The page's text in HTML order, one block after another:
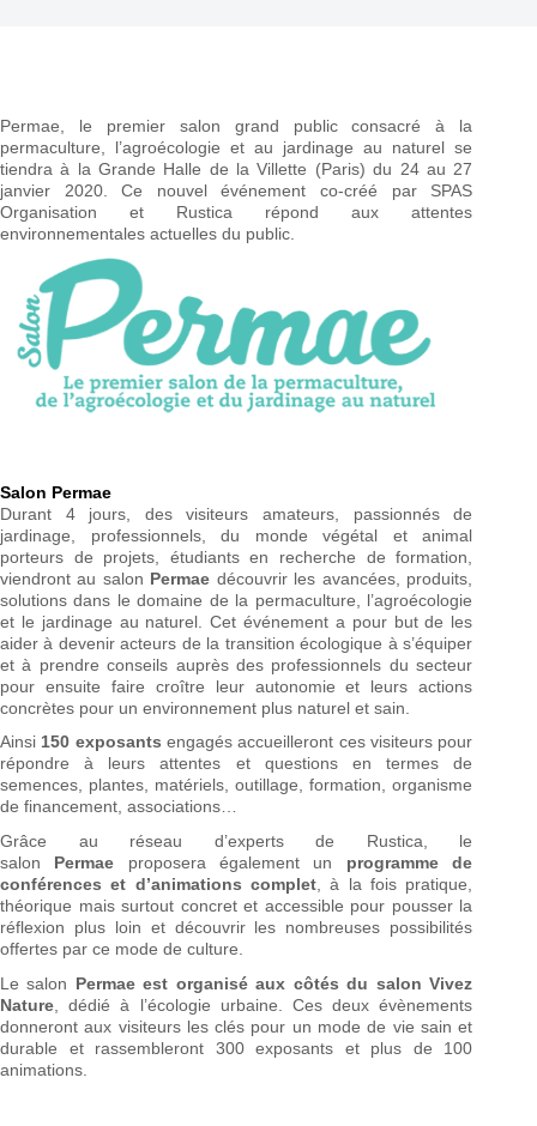
Permae, le premier salon grand public consacré à la
permaculture, l’agroécologie et au jardinage au naturel se
tiendra à la Grande Halle de la Villette (Paris) du 24 au 27
janvier 2020. Ce nouvel événement co-créé par SPAS
Organisation et Rustica répond aux attentes
environnementales actuelles du public.
Salon Permae
Durant 4 jours, des visiteurs amateurs, passionnés de
jardinage, professionnels, du monde végétal et animal
porteurs de projets, étudiants en recherche de formation,
viendront au salon Permae découvrir les avancées, produits,
solutions dans le domaine de la permaculture, l’agroécologie
et le jardinage au naturel. Cet événement a pour but de les
aider à devenir acteurs de la transition écologique à s’équiper
et à prendre conseils auprès des professionnels du secteur
pour ensuite faire croître leur autonomie et leurs actions
concrètes pour un environnement plus naturel et sain.
Ainsi 150 exposants engagés accueilleront ces visiteurs pour
répondre à leurs attentes et questions en termes de
semences, plantes, matériels, outillage, formation, organisme
de financement, associations…
Grâce au réseau d’experts de Rustica, le
salon Permae proposera également un programme de
conférences et d’animations complet, à la fois pratique,
théorique mais surtout concret et accessible pour pousser la
réflexion plus loin et découvrir les nombreuses possibilités
offertes par ce mode de culture.
Le salon Permae est organisé aux côtés du salon Vivez
Nature , dédié à l’écologie urbaine. Ces deux évènements
donneront aux visiteurs les clés pour un mode de vie sain et
durable et rassembleront 300 exposants et plus de 100
animations.